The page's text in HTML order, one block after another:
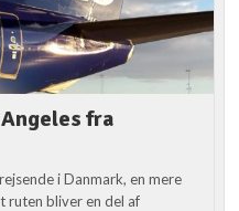
fra
i Danmark, en mere
bliver en del af